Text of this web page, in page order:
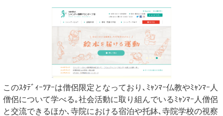
このｽﾀﾃﾞｨｰﾂｱｰは僧侶限定となっており､ﾐｬﾝﾏｰ仏教やﾐｬﾝﾏｰ人
僧侶について学べる｡社会活動に取り組んでいるﾐｬﾝﾏｰ人僧侶
と交流できるほか､寺院における宿泊や托鉢､寺院学校の視察